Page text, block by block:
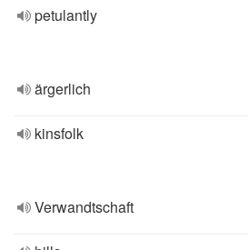
petulantly
ärgerlich
kinsfolk
Verwandtschaft